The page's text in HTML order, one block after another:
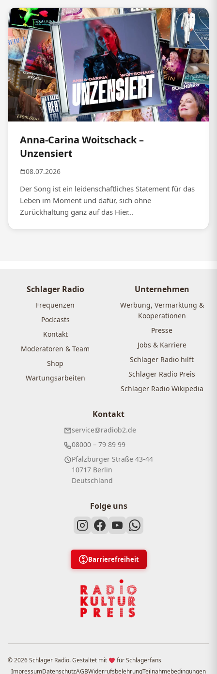
Anna-Carina Woitschack –
Unzensiert
08.07.2026
Der Song ist ein leidenschaftliches Statement für das
Leben im Moment und dafür, sich ohne
Zurückhaltung ganz auf das Hier...
Schlager Radio
Frequenzen
Podcasts
Kontakt
Moderatoren & Team
Shop
Wartungsarbeiten
Unternehmen
Werbung, Vermarktung &
Kooperationen
Presse
Jobs & Karriere
Schlager Radio hilft
Schlager Radio Preis
Schlager Radio Wikipedia
Kontakt
service@radiob2.de
08000 – 79 89 99
Pfalzburger Straße 43-44
10717 Berlin
Deutschland
Folge uns
Barrierefreiheit
© 2026 Schlager Radio. Gestaltet mit
für Schlagerfans
ImpressumDatenschutzAGBWiderrufsbelehrungTeilnahmebedingungen